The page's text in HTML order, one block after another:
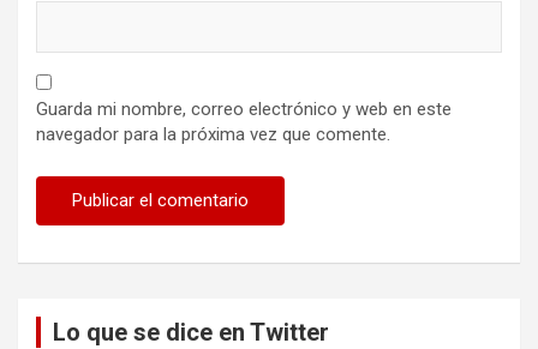
Guarda mi nombre, correo electrónico y web en este
navegador para la próxima vez que comente.
Lo que se dice en Twitter